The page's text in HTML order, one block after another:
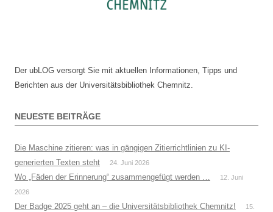
Der ubLOG versorgt Sie mit aktuellen Informationen, Tipps und
Berichten aus der Universitätsbibliothek Chemnitz.
NEUESTE BEITRÄGE
Die Maschine zitieren: was in gängigen Zitierrichtlinien zu KI-
generierten Texten steht
24. Juni 2026
Wo „Fäden der Erinnerung“ zusammengefügt werden …
12. Juni
2026
Der Badge 2025 geht an – die Universitätsbibliothek Chemnitz!
15.